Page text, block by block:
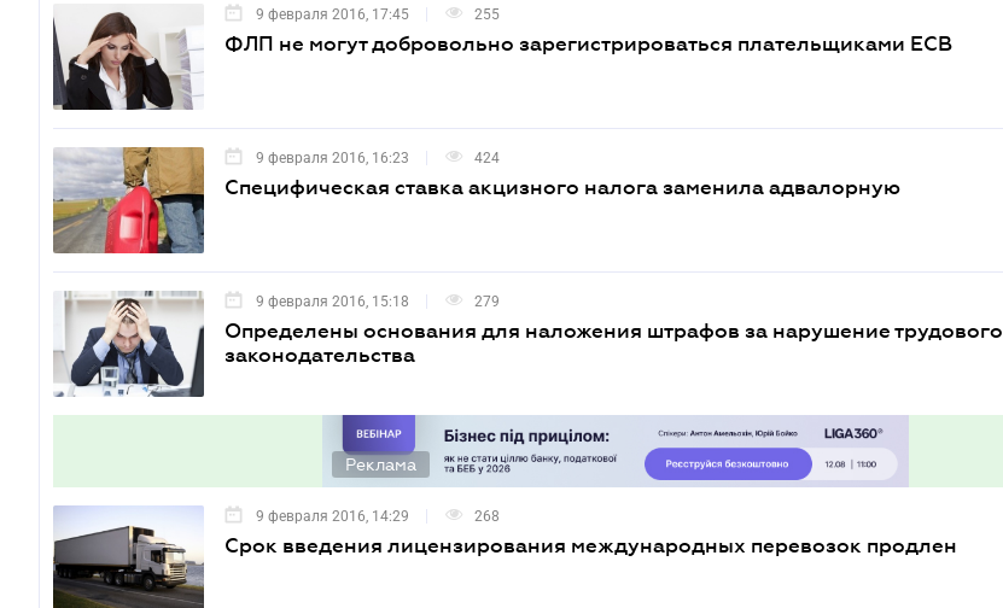
9 февраля 2016, 17:45 255
ФЛП не могут добровольно зарегистрироваться плательщиками ЕСВ
9 февраля 2016, 16:23 424
Специфическая ставка акцизного налога заменила адвалорную
9 февраля 2016, 15:18 279
Определены основания для наложения штрафов за нарушение трудового
законодательства
Реклама
9 февраля 2016, 14:29 268
Срок введения лицензирования международных перевозок продлен